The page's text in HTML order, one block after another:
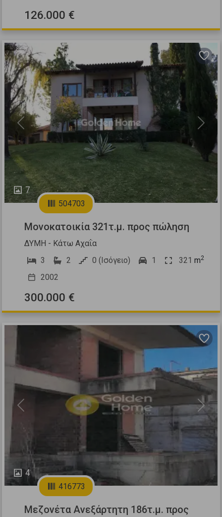
126.000 €
7
Previous Next
504703
Μονοκατοικία 321τ.μ. προς πώληση
ΔΥΜΗ - Κάτω Αχαΐα
3
2 0 (Ισόγειο) 1 321 m2
2002
300.000 €
4
Previous Next
416773
Μεζονέτα Ανεξάρτητη 186τ.μ. προς